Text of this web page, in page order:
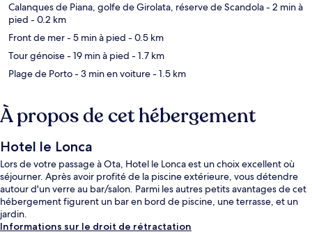
Calanques de Piana, golfe de Girolata, réserve de Scandola- 2 min à
pied - 0.2 km
Front de mer- 5 min à pied - 0.5 km
Tour génoise- 19 min à pied - 1.7 km
Plage de Porto- 3 min en voiture- 1.5 km
À propos de cet hébergement
Hotel le Lonca
Lors de votre passage à Ota, Hotel le Lonca est un choix excellent où
séjourner. Après avoir profité de la piscine extérieure, vous détendre
autour d'un verre au bar/salon. Parmi les autres petits avantages de cet
hébergement figurent un bar en bord de piscine, une terrasse, et un
jardin.
Informations sur le droit de rétractation